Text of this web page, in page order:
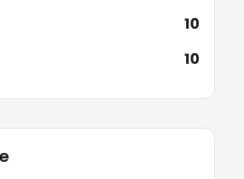
10
10